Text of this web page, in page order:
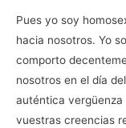
Pues yo soy
hacia nosotros. Yo
comporto
nosotros en el día
auténtica
vuestras creencias